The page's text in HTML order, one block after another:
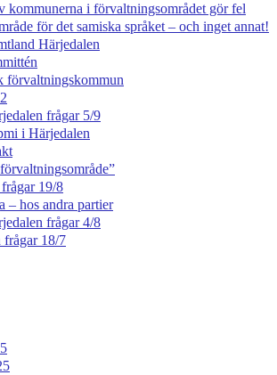
kommunerna i förvaltningsområdet gör fel
för det samiska språket – och inget annat!
Härjedalen
förvaltningskommun
frågar 5/9
i Härjedalen
19/8
– hos andra partier
frågar 4/8
frågar 18/7